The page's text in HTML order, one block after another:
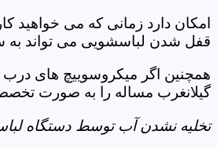
امکان دارد زمانی که می
قفل شدن لباسشویی می تواند به
همچنین اگر میکروسوییچ های درب
گیلانغرب مساله را به صورت
تخلیه نشدن آب توسط دستگاه